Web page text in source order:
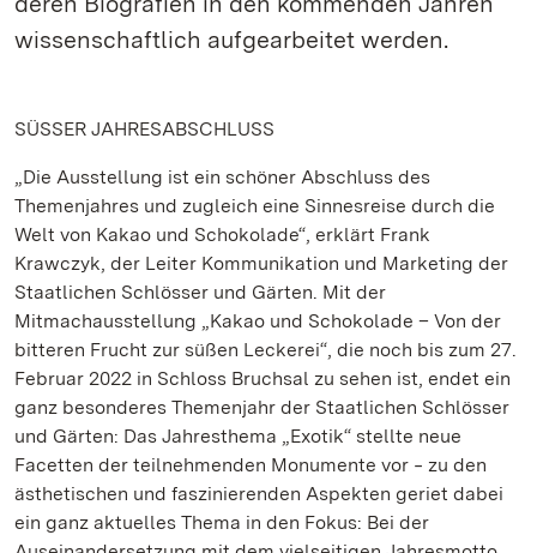
wissenschaftlich aufgearbeitet werden.
SÜSSER JAHRESABSCHLUSS
„Die Ausstellung ist ein schöner Abschluss des
Themenjahres und zugleich eine Sinnesreise durch die
Welt von Kakao und Schokolade“, erklärt Frank
Krawczyk, der Leiter Kommunikation und Marketing der
Staatlichen Schlösser und Gärten. Mit der
Mitmachausstellung „Kakao und Schokolade – Von der
bitteren Frucht zur süßen Leckerei“, die noch bis zum 27.
Februar 2022 in Schloss Bruchsal zu sehen ist, endet ein
ganz besonderes Themenjahr der Staatlichen Schlösser
und Gärten: Das Jahresthema „Exotik“ stellte neue
Facetten der teilnehmenden Monumente vor ‒ zu den
ästhetischen und faszinierenden Aspekten geriet dabei
ein ganz aktuelles Thema in den Fokus: Bei der